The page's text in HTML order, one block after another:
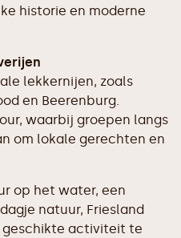
historie en moderne
lekkernijen, zoals
en Beerenburg.
waarbij groepen langs
om lokale gerechten en
op het water, een
natuur, Friesland
geschikte activiteit te